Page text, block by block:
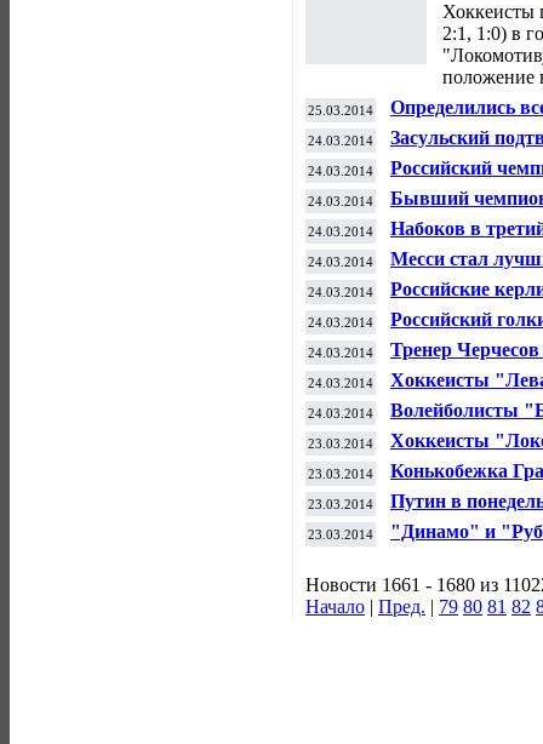
Хоккеисты
2:1, 1:0) в
положение
25.03.2014
Определились
Единой лиги
24.03.2014
Засульский
по Черчесову
24.03.2014 Российский
24.03.2014 Бывший чемпион
24.03.2014 Набоков в
24.03.2014 Месси стал
24.03.2014
Российские
бронзу
24.03.2014
Российский
"Айлендерс"
24.03.2014
Тренер
ФК "Спартак"
24.03.2014
Хоккеисты
1/4 финала
24.03.2014
Волейболисты
титул в третий
23.03.2014
Хоккеисты
вперед в серии
23.03.2014
Конькобежка
в многоборье
23.03.2014
Путин в
Паралимпиады
23.03.2014
"Динамо" и
Новости 1661 - 1680 из
Начало | Пред. | 79 80 81 82